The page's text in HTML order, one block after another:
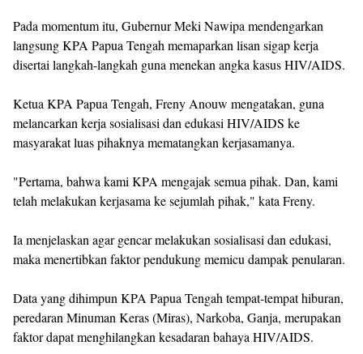
Pada momentum itu, Gubernur Meki Nawipa mendengarkan
langsung KPA Papua Tengah memaparkan lisan sigap kerja
disertai langkah-langkah guna menekan angka kasus HIV/AIDS.
Ketua KPA Papua Tengah, Freny Anouw mengatakan, guna
melancarkan kerja sosialisasi dan edukasi HIV/AIDS ke
masyarakat luas pihaknya mematangkan kerjasamanya.
"Pertama, bahwa kami KPA mengajak semua pihak. Dan, kami
telah melakukan kerjasama ke sejumlah pihak," kata Freny.
Ia menjelaskan agar gencar melakukan sosialisasi dan edukasi,
maka menertibkan faktor pendukung memicu dampak penularan.
Data yang dihimpun KPA Papua Tengah tempat-tempat hiburan,
peredaran Minuman Keras (Miras), Narkoba, Ganja, merupakan
faktor dapat menghilangkan kesadaran bahaya HIV/AIDS.